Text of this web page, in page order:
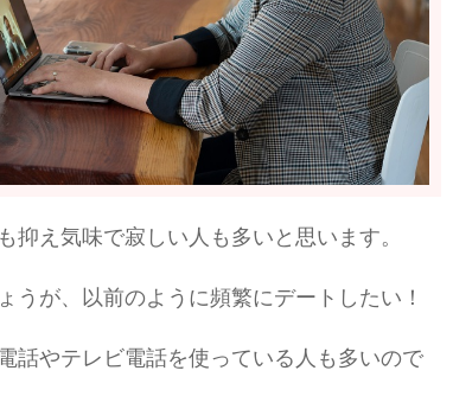
抑え気味で寂しい人も多いと思います。
うが、以前のように頻繁にデートしたい！
話やテレビ電話を使っている人も多いので